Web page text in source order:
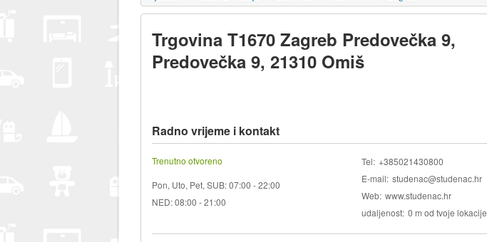
Trgovina T1670 Zagreb Predovečka 9,
Predovečka 9, 21310 Omiš
Radno vrijeme i kontakt
Trenutno otvoreno
Pon, Uto, Pet, SUB: 07:00 - 22:00
NED: 08:00 - 21:00
Tel +385021430800
E-mail studenac@studenac.hr
Web www.studenac.hr
udaljenost 0 m od tvoje lokacije